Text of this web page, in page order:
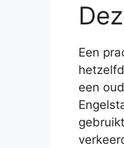
Een
een